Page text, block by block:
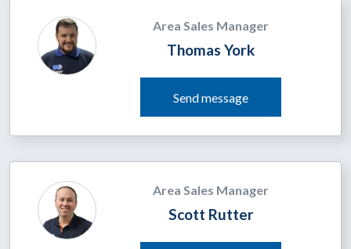
Area Sales Manager
Thomas York
Send message
Area Sales Manager
Scott Rutter